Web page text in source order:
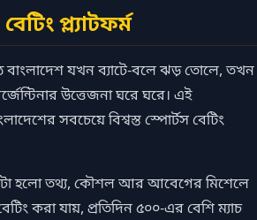
প্ল্যাটফর্ম
বাংলাদেশ যখন ব্যাটে-বলে ঝড় তোলে, তখন
উত্তেজনা ঘরে ঘরে। এই
সবচেয়ে বিশ্বস্ত স্পোর্টস বেটিং
হলো তথ্য, কৌশল আর আবেগের মিশেলে
করা যায়, প্রতিদিন ৫০০-এর বেশি ম্যাচ